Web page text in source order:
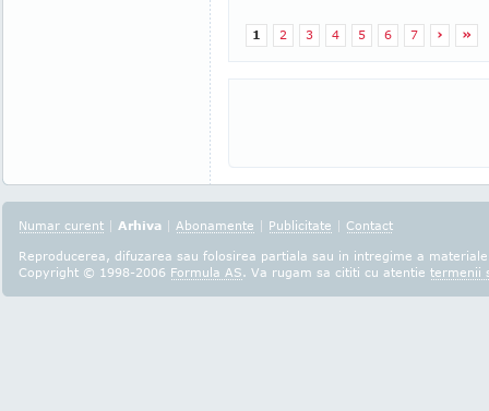
1 2 3 4 5 6 7 › »
Numar curent | Arhiva | Abonamente | Publicitate | Contact
Reproducerea, difuzarea sau folosirea partiala sau in intregime a
Copyright © 1998-2006 Formula AS. Va rugam sa cititi cu atentie termenii